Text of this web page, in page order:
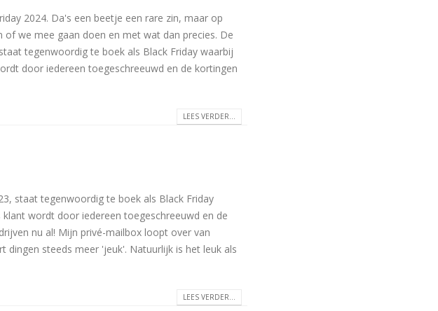
2024. Da's een beetje een rare zin, maar op
we mee gaan doen en met wat dan precies. De
tegenwoordig te boek als Black Friday waarbij
door iedereen toegeschreeuwd en de kortingen
LEES VERDER...
staat tegenwoordig te boek als Black Friday
wordt door iedereen toegeschreeuwd en de
nu al! Mijn privé-mailbox loopt over van
dingen steeds meer 'jeuk'. Natuurlijk is het leuk als
LEES VERDER...